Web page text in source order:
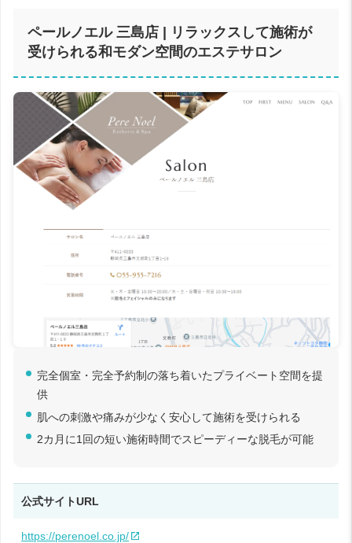
ペールノエル 三島店 | リラックスして施術が
受けられる和モダン空間のエステサロン
完全個室・完全予約制の落ち着いたプライベート空間を提
供
肌への刺激や痛みが少なく安心して施術を受けられる
2カ月に1回の短い施術時間でスピーディーな脱毛が可能
公式サイトURL
https://perenoel.co.jp/